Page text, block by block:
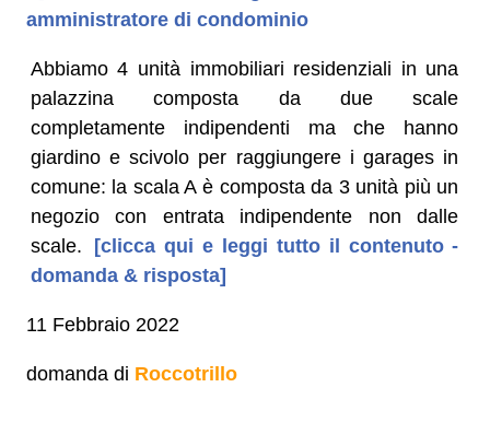
amministratore di condominio
Abbiamo 4 unità immobiliari residenziali in una
palazzina composta da due scale
completamente indipendenti ma che hanno
giardino e scivolo per raggiungere i garages in
comune: la scala A è composta da 3 unità più un
negozio con entrata indipendente non dalle
scale.
[clicca qui e leggi tutto il contenuto -
domanda & risposta]
11 Febbraio 2022
domanda di Roccotrillo